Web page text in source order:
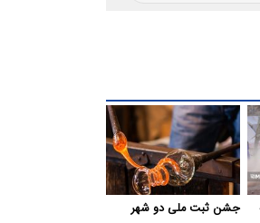
جشن ثبت ملی دو شهر‌